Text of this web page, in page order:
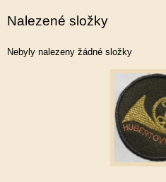
Nalezené složky
Nebyly nalezeny žádné složky